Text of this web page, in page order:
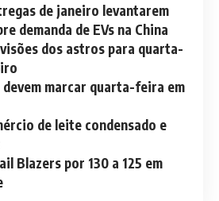
de janeiro levantarem
demanda de EVs na China
dos astros para quarta-
marcar quarta-feira em
de leite condensado e
Blazers por 130 a 125 em